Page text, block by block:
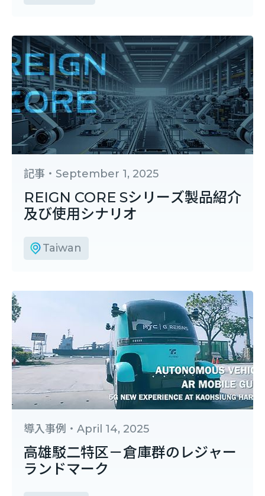
記事 ・ September 1, 2025
REIGN CORE Sシリーズ製品紹介
及び使用シナリオ
Taiwan
導入事例 ・ April 14, 2025
高雄駁二特区－倉庫群のレジャー
ランドマーク